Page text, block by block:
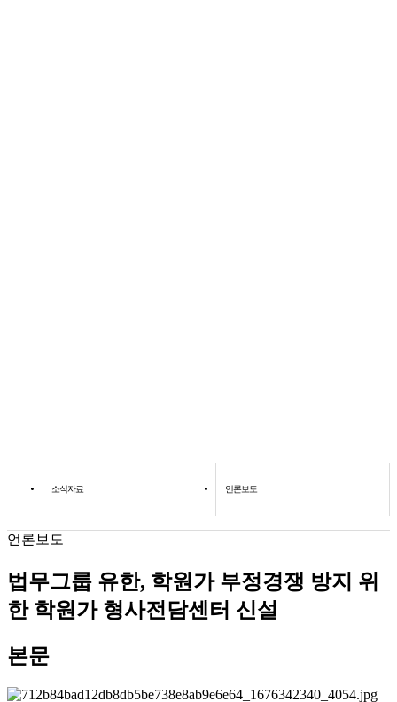
소식자료 언론보도
언론보도
법무그룹 유한, 학원가 부정경쟁 방지 위
한 학원가 형사전담센터 신설
본문